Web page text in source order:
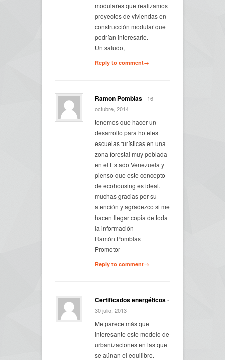
modulares que realizamos
proyectos de viviendas en
construcción modular que
podrían interesarle.
Un saludo,
Reply to comment→
Ramon Pomblas- 16
octubre, 2014
tenemos que hacer un
desarrollo para hoteles
escuelas turísticas en una
zona forestal muy poblada
en el Estado Venezuela y
pienso que este concepto
de ecohousing es ideal.
muchas gracias por su
atención y agradezco si me
hacen llegar copia de toda
la información
Ramón Pomblas
Promotor
Reply to comment→
Certificados energéticos-
30 julio, 2013
Me parece más que
interesante este modelo de
urbanizaciones en las que
se aúnan el equilibro.